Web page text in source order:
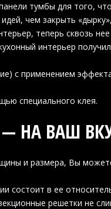
тумбы для того,
чем закрыть
теперь сквозь
интерьер
с применением
специального клея.
НА ВАШ
и размера, Вы
состоит в ее
решетки не